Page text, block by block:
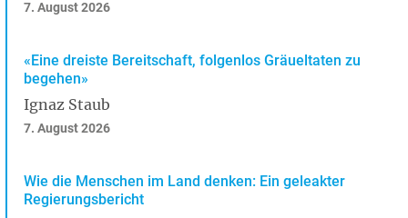
7. August 2026
«Eine dreiste Bereitschaft, folgenlos Gräueltaten zu
begehen»
Ignaz Staub
7. August 2026
Wie die Menschen im Land denken: Ein geleakter
Regierungsbericht